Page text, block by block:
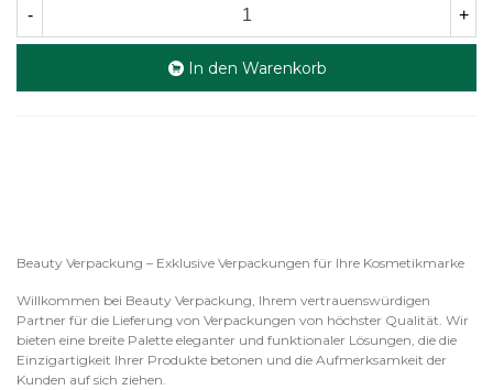
- +
In den Warenkorb
Beauty Verpackung – Exklusive Verpackungen für Ihre Kosmetikmarke
Willkommen bei Beauty Verpackung, Ihrem vertrauenswürdigen
Partner für die Lieferung von Verpackungen von höchster Qualität. Wir
bieten eine breite Palette eleganter und funktionaler Lösungen, die die
Einzigartigkeit Ihrer Produkte betonen und die Aufmerksamkeit der
Kunden auf sich ziehen.